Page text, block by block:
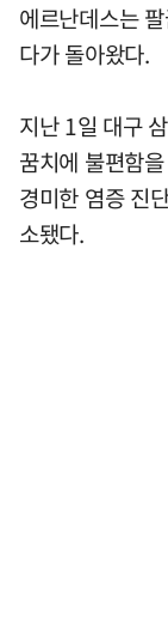
에르난데스는
다가 돌아왔다.
지난 1일 대구
꿈치에 불편함
경미한 염증 진
소됐다.